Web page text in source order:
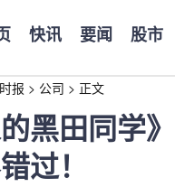
快讯 要闻 股市
报 > 公司 > 正文
的黑田同学
过！